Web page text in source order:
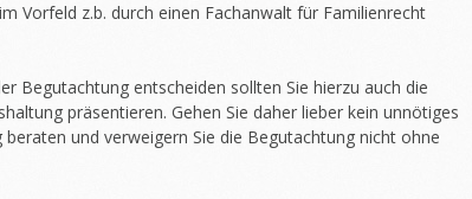
Vorfeld z.b. durch einen Fachanwalt für Familienrecht
Begutachtung entscheiden sollten Sie hierzu auch die
präsentieren. Gehen Sie daher lieber kein unnötiges
beraten und verweigern Sie die Begutachtung nicht ohne